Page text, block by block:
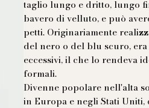
taglio lungo e dritto, lungo
bavero di velluto, e può
petti. Originariamente
del nero o del blu scuro,
eccessivi, il che lo rendeva
formali.
Divenne popolare nell'alta
in Europa e negli Stati